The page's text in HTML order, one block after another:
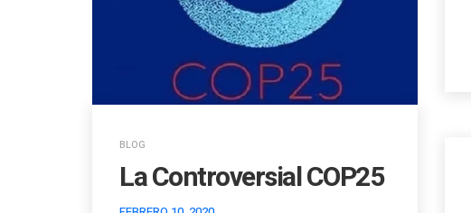
BLOG
La Controversial COP25